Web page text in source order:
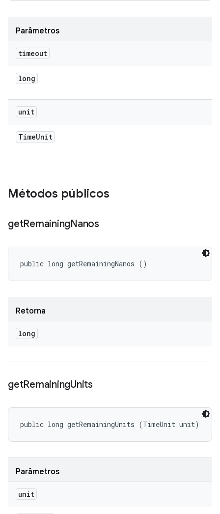
Parâmetros
timeout
long
unit
TimeUnit
Métodos públicos
getRemainingNanos
public long getRemainingNanos ()
Retorna
long
getRemainingUnits
public long getRemainingUnits (TimeUnit unit)
Parâmetros
unit